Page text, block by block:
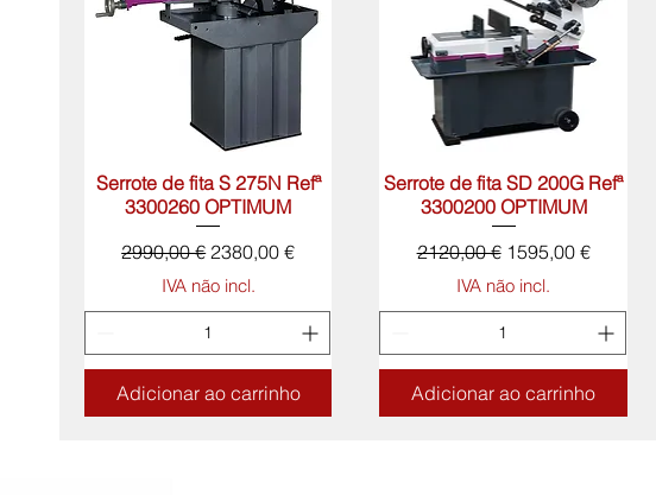
Visualização rápida
Serrote de fita S 275N Refª
3300260 OPTIMUM
Preço normal
2990,00 € Preço promocional
2380,00 €
IVA não incl.
Adicionar ao carrinho
Visualização rápida
Serrote de fita SD 200G Refª
3300200 OPTIMUM
Preço normal
2120,00 € Preço promocional
1595,00 €
IVA não incl.
Adicionar ao carrinho